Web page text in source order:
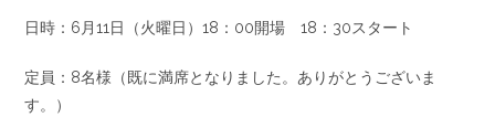
日時：6月11日（火曜日）18：00開場 18：30スタート
定員：8名様（既に満席となりました。ありがとうございま
す。）